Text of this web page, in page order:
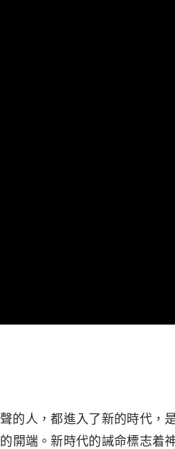
的人，都進入了新的時代，
開端。新時代的誡命標志着